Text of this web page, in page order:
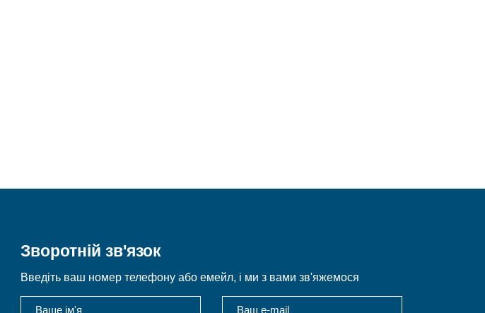
Зворотній зв'язок
Введіть ваш номер телефону або емейл, і ми з вами зв'яжемося